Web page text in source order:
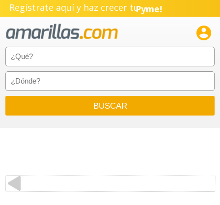
Regístrate aquí y haz crecer tuPyme!
Emprendimiento!
